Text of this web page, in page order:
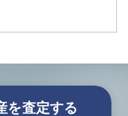
を査定する